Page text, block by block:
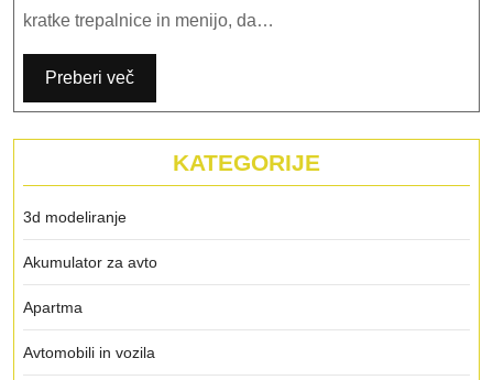
kratke trepalnice in menijo, da…
Preberi več
KATEGORIJE
3d modeliranje
Akumulator za avto
Apartma
Avtomobili in vozila